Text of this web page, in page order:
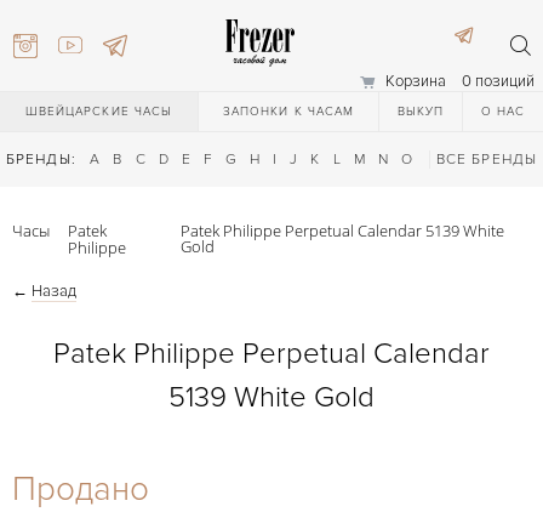
Корзина 0 позиций
ШВЕЙЦАРСКИЕ ЧАСЫ ЗАПОНКИ К ЧАСАМ ВЫКУП О НАС
БРЕНДЫ: A B C D E F G H I J K L M N O Q R S T
ВСЕ БРЕНДЫ
27-44
Часы Patek
Philippe
Patek Philippe Perpetual Calendar 5139 White
Gold
← Назад
Patek Philippe Perpetual Calendar
5139 White Gold
Продано